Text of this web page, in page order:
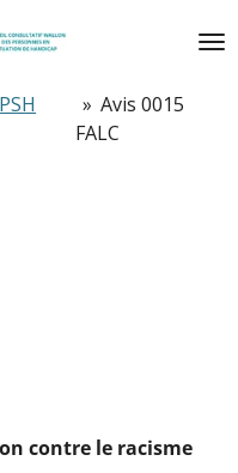
» Avis 0015
FALC
contre le racisme